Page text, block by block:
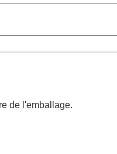
de l'emballage.